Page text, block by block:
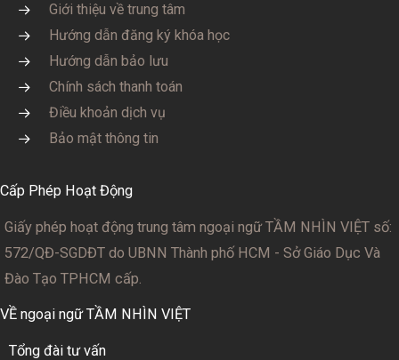
Giới thiệu về trung tâm
Hướng dẫn đăng ký khóa học
Hướng dẫn bảo lưu
Chính sách thanh toán
Điều khoản dịch vụ
Bảo mật thông tin
Cấp Phép Hoạt Động
Giấy phép hoạt động trung tâm ngoại ngữ TẦM NHÌN VIỆT số:
572/QĐ-SGDĐT do UBNN Thành phố HCM - Sở Giáo Dục Và
Đào Tạo TPHCM cấp.
VỀ ngoại ngữ TẦM NHÌN VIỆT
Tổng đài tư vấn